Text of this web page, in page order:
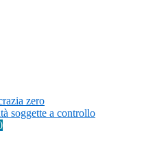
zero
soggette a controllo